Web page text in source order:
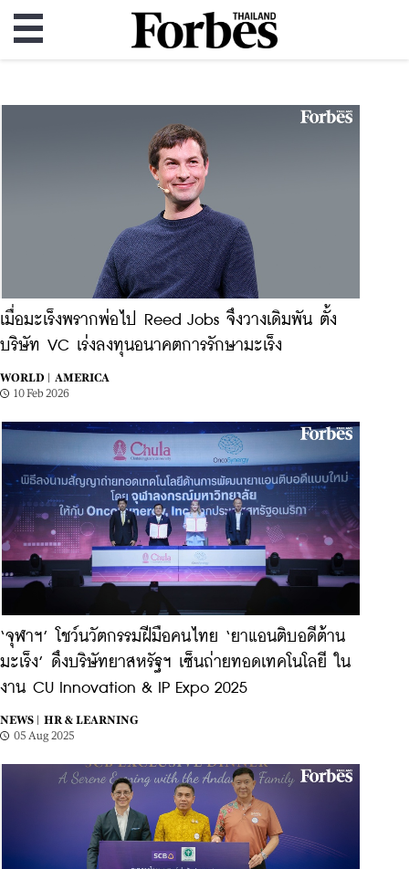
เมื่อมะเร็งพรากพ่อไป Reed Jobs จึงวางเดิมพัน ตั้ง
บริษัท VC เร่งลงทุนอนาคตการรักษามะเร็ง
WORLD |
AMERICA
10 Feb 2026
‘จุฬาฯ’ โชว์นวัตกรรมฝีมือคนไทย ‘ยาแอนติบอดีต้าน
มะเร็ง’ ดึงบริษัทยาสหรัฐฯ เซ็นถ่ายทอดเทคโนโลยี ใน
งาน CU Innovation & IP Expo 2025
NEWS |
HR & LEARNING
05 Aug 2025